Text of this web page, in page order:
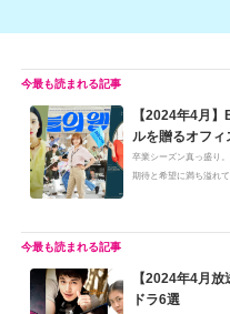
【2024年4月
ルを贈るオフィ
卒業シーズン真っ盛り
期待と希望に満ち溢れ
【2024年4月
ドラ6選